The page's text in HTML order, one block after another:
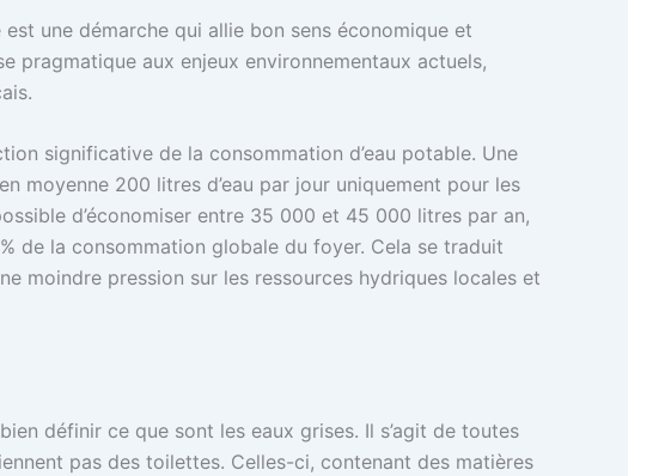
une démarche qui allie bon sens économique et
pragmatique aux enjeux environnementaux actuels,
significative de la consommation d’eau potable. Une
moyenne 200 litres d’eau par jour uniquement pour les
d’économiser entre 35 000 et 45 000 litres par an,
de la consommation globale du foyer. Cela se traduit
moindre pression sur les ressources hydriques locales et
définir ce que sont les eaux grises. Il s’agit de toutes
pas des toilettes. Celles-ci, contenant des matières